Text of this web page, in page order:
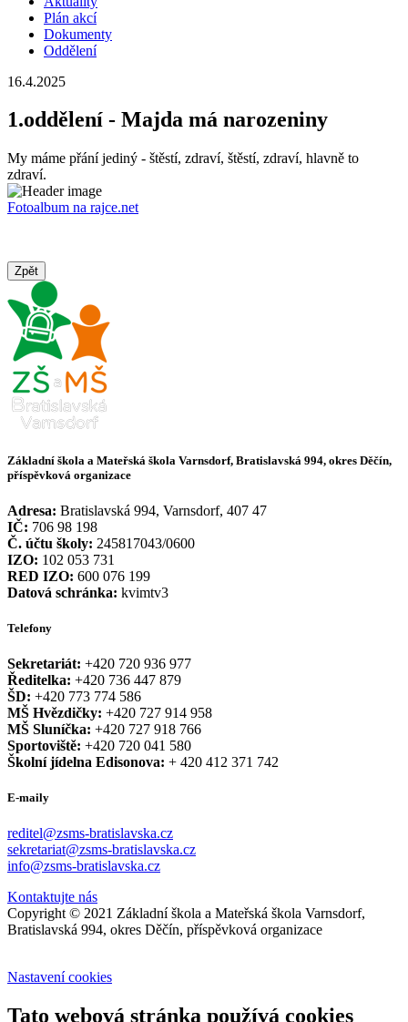
Plán akcí
Dokumenty
Oddělení
16.4.2025
1.oddělení - Majda má narozeniny
My máme přání jediný - štěstí, zdraví, štěstí, zdraví, hlavně to
zdraví.
Fotoalbum na rajce.net
Zpět
Základní škola a Mateřská škola Varnsdorf, Bratislavská 994, okres Děčín,
příspěvková organizace
Adresa: Bratislavská 994, Varnsdorf, 407 47
IČ: 706 98 198
Č. účtu školy: 245817043/0600
IZO: 102 053 731
RED IZO: 600 076 199
Datová schránka: kvimtv3
Telefony
Sekretariát: +420 720 936 977
Ředitelka: +420 736 447 879
ŠD: +420 773 774 586
MŠ Hvězdičky: +420 727 914 958
MŠ Sluníčka: +420 727 918 766
Sportoviště: +420 720 041 580
Školní jídelna Edisonova: + 420 412 371 742
E-maily
reditel@zsms-bratislavska.cz
sekretariat@zsms-bratislavska.cz
info@zsms-bratislavska.cz
Kontaktujte nás
Copyright © 2021 Základní škola a Mateřská škola Varnsdorf,
Bratislavská 994, okres Děčín, příspěvková organizace
Nastavení cookies
Tato webová stránka používá cookies